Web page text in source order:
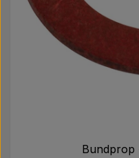
Bundprop